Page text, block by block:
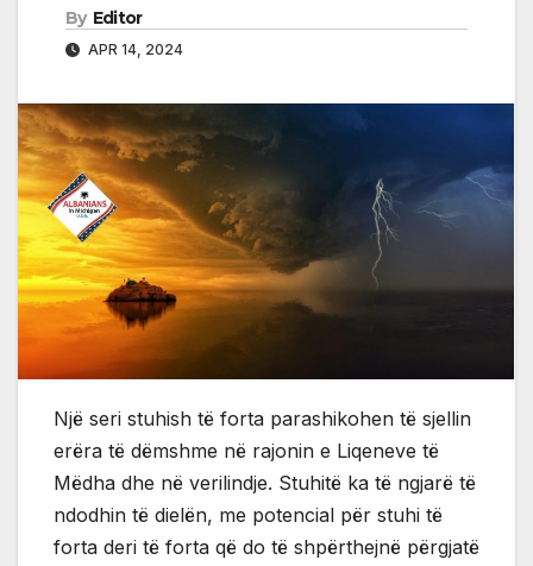
By Editor
APR 14, 2024
Një seri stuhish të forta parashikohen të sjellin
erëra të dëmshme në rajonin e Liqeneve të
Mëdha dhe në verilindje. Stuhitë ka të ngjarë të
ndodhin të dielën, me potencial për stuhi të
forta deri të forta që do të shpërthejnë përgjatë